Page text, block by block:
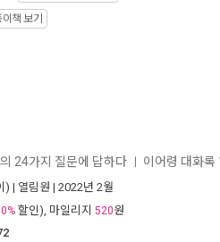
책 보기
24가지 질문에 답하다 이어령 대화록
) | 열림원 | 2022년 2월
할인), 마일리지 520원